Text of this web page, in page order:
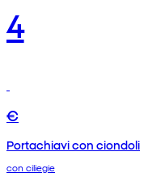
4
€
Portachiavi con ciondoli
con ciliegie